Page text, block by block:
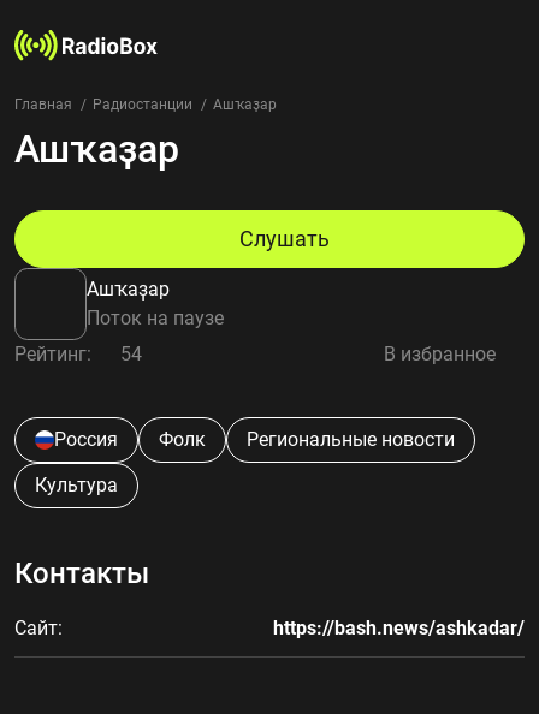
Радиостанции
Страны
Избранное
О нас
Добавить радиостанцию
Конфиденциальность
Главная Радиостанции Ашҡаҙар
Ашҡаҙар
Ашҡаҙар
Поток на паузе
Слушать
Рейтинг: 54 В избранное
Россия Фолк
Региональные новости
Культура
Контакты
Сайт: https://bash.news/ashkadar/